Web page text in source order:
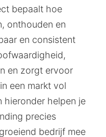
bepaalt hoe
onthouden en
en consistent
en zorgt ervoor
een markt vol
hieronder helpen je
precies
bedrijf mee